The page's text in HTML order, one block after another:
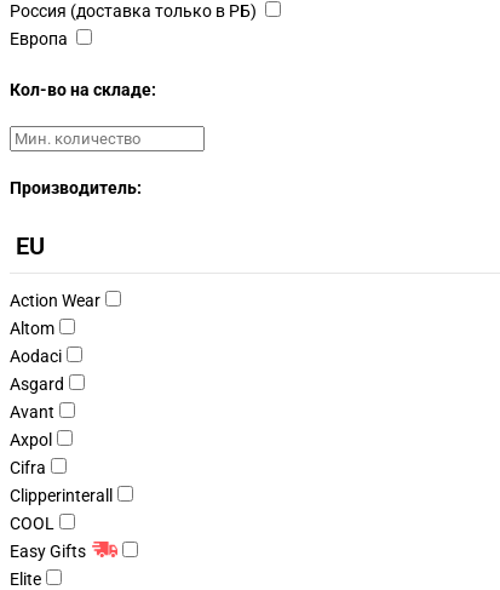
Россия (доставка только в РБ)
Европа
Кол-во на складе:
Производитель:
EU
Action Wear
Altom
Aodaci
Asgard
Avant
Axpol
Cifra
Clipperinterall
COOL
Easy Gifts
Elite